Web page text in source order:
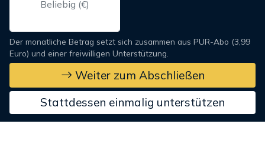
Der monatliche Betrag setzt sich zusammen aus PUR-Abo (3,99
Euro) und einer freiwilligen Unterstützung.
Weiter zum Abschließen
Stattdessen einmalig unterstützen